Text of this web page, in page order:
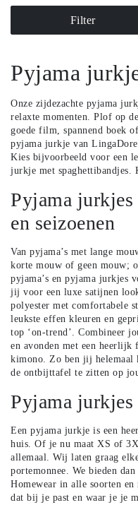
Filter
Pyjama
Onze zijdezachte pyjama
relaxte momenten. Plof op
goede film, spannend boek
pyjama jurkje van
Kies bijvoorbeeld voor een
jurkje met spaghettibandjes.
Pyjama
en seizoenen
Van pyjama’s met lange
korte mouw of geen mouw;
pyjama’s en pyjama jurkjes
jij voor een luxe satijnen
polyester met comfortabele
leukste effen kleuren en
top ‘on-trend’. Combineer
en avonden met een heerlijk
kimono. Zo ben jij helemaal
de ontbijttafel te zitten op
Pyjama jurkjes
Een pyjama jurkje is een
huis. Of je nu maat XS of
allemaal. Wij laten graag
portemonnee. We bieden
Homewear in alle soorten
dat bij je past en waar je je